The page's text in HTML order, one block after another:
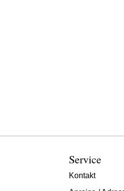
Service
Kontakt